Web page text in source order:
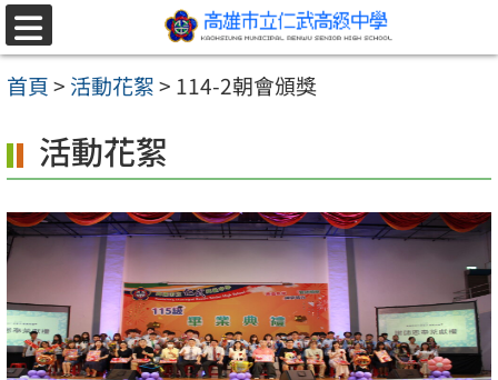
跳至主要內容區
選
單
首頁> 活動花絮> 114-2朝會頒獎
活動花絮